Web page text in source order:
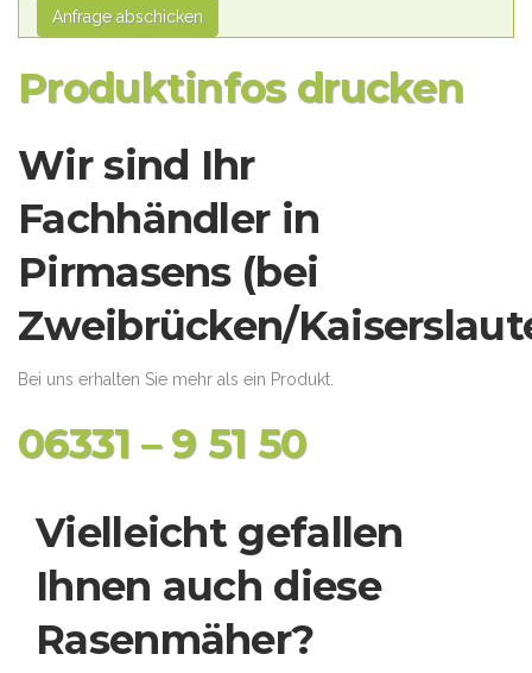
Anfrage abschicken
Produktinfos drucken
Wir sind Ihr
Fachhändler in
Pirmasens (bei
Zweibrücken/
Bei uns erhalten Sie mehr als ein Produkt.
06331 – 9 51 50
Vielleicht gefallen
Ihnen auch diese
Rasenmäher?